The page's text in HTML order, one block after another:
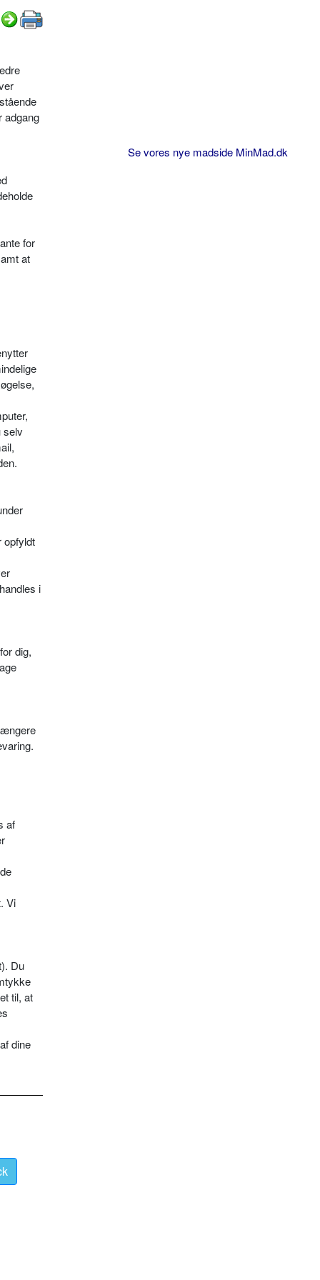
adgang
for
at
selv
opfyldt
i
dig,
af
Vi
Du
til, at
dine
Se vores nye madside MinMad.dk